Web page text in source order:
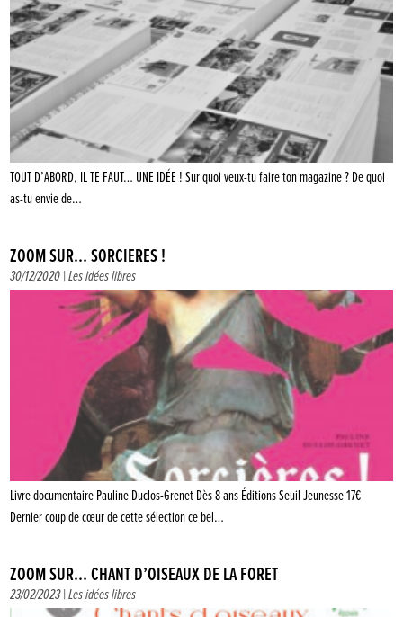
TOUT D’ABORD, IL TE FAUT… UNE IDÉE ! Sur quoi veux-tu faire ton magazine ? De quoi
as-tu envie de…
ZOOM SUR… SORCIÈRES !
30/12/2020 |Les idées libres
Livre documentaire Pauline Duclos-Grenet Dès 8 ans Éditions Seuil Jeunesse 17€
Dernier coup de cœur de cette sélection ce bel…
ZOOM SUR… CHANT D’OISEAUX DE LA FORÊT
23/02/2023 |Les idées libres